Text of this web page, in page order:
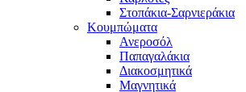
Στοπάκια-Σαρνιεράκια
Κουμπώματα
Ανεροσόλ
Παπαγαλάκια
Διακοσμητικά
Μαγνητικά